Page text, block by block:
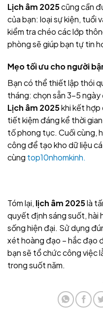
Lịch âm 2025cũng cần
của bạn: loại sự kiện, tuổi
kiểm tra chéo các lớp
phòng sẽ giúp bạn tự tin
Mẹo tối ưu cho người
Bạn có thể thiết lập thói
tháng: chọn sẵn 3–5
Lịch âm 2025khi kết hợp
tiết kiệm đáng kể thời
tố phong tục. Cuối cùng,
công để tạo kho dữ liệu
cùng top10nhomkinh.
Tóm lại, lịch âm 2025là
quyết định sáng suốt, hài
sống hiện đại. Sử dụng
xét hoàng đạo – hắc đạo
bạn sẽ tổ chức công việc
trong suốt năm.